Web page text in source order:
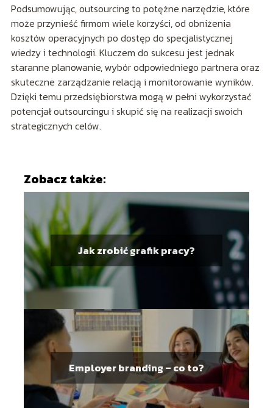
Podsumowując, outsourcing to potężne narzędzie, które
może przynieść firmom wiele korzyści, od obniżenia
kosztów operacyjnych po dostęp do specjalistycznej
wiedzy i technologii. Kluczem do sukcesu jest jednak
staranne planowanie, wybór odpowiedniego partnera oraz
skuteczne zarządzanie relacją i monitorowanie wyników.
Dzięki temu przedsiębiorstwa mogą w pełni wykorzystać
potencjał outsourcingu i skupić się na realizacji swoich
strategicznych celów.
Zobacz także:
Jak zrobić grafik pracy?
Employer branding – co to?